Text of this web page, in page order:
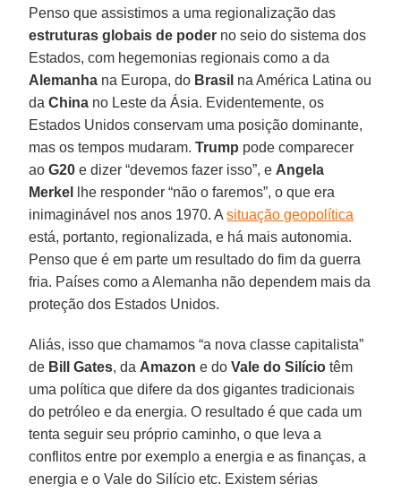
Penso que assistimos a uma regionalização das
estruturas globais de poder no seio do sistema dos
Estados, com hegemonias regionais como a da
Alemanha na Europa, do Brasil na América Latina ou
daChina no Leste da Ásia. Evidentemente, os
Estados Unidos conservam uma posição dominante,
mas os tempos mudaram.Trump pode comparecer
aoG20 e dizer “devemos fazer isso”, e Angela
Merkel
lhe responder “não o faremos”, o que era
inimaginável nos anos 1970. Asituação geopolítica
está, portanto, regionalizada, e há mais autonomia.
Penso que é em parte um resultado do fim da guerra
fria. Países como a Alemanha não dependem mais da
proteção dos Estados Unidos.
Aliás, isso que chamamos “a nova classe capitalista”
de Bill Gates, da Amazon e doVale do Silício têm
uma política que difere da dos gigantes tradicionais
do petróleo e da energia. O resultado é que cada um
tenta seguir seu próprio caminho, o que leva a
conflitos entre por exemplo a energia e as finanças, a
energia e o Vale do Silício etc. Existem sérias